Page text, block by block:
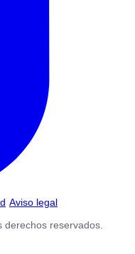
Aviso legal
derechos reservados.